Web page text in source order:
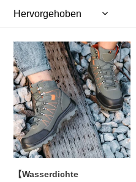
g
:
【Wasserdichte
Stahlkappenstiefel】
Arbeitsschuhe
Anti-
Smashing
Rutschfeste
Stahlkappe
|
Teenro
608
【Wasserdichte